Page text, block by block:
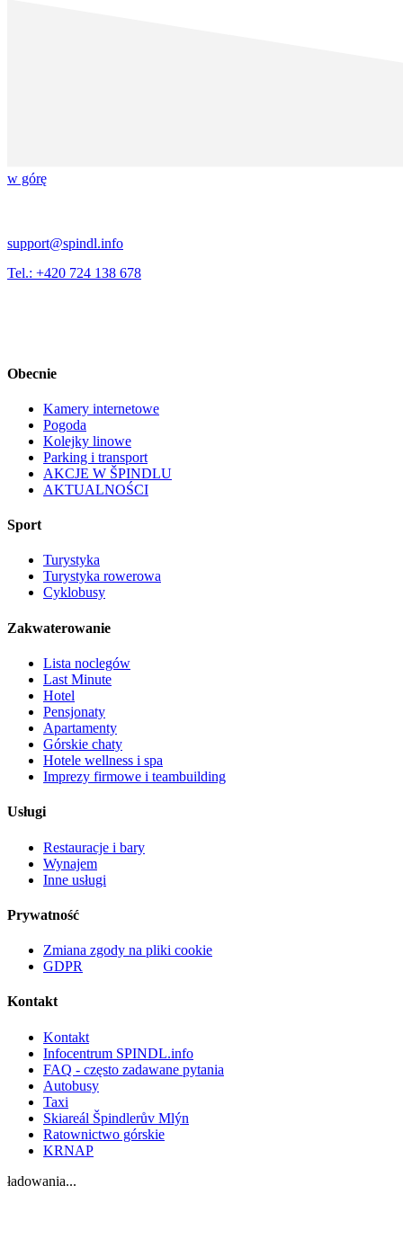
w górę
support@spindl.info
Tel.: +420 724 138 678
Obecnie
Kamery internetowe
Pogoda
Kolejky linowe
Parking i transport
AKCJE W ŠPINDLU
AKTUALNOŚCI
Sport
Turystyka
Turystyka rowerowa
Cyklobusy
Zakwaterowanie
Lista noclegów
Last Minute
Hotel
Pensjonaty
Apartamenty
Górskie chaty
Hotele wellness i spa
Imprezy firmowe i teambuilding
Usługi
Restauracje i bary
Wynajem
Inne usługi
Prywatność
Zmiana zgody na pliki cookie
GDPR
Kontakt
Kontakt
Infocentrum SPINDL.info
FAQ - często zadawane pytania
Autobusy
Taxi
Skiareál Špindlerův Mlýn
Ratownictwo górskie
KRNAP
ładowania...